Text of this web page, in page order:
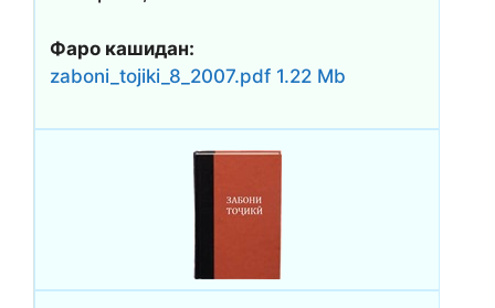
Фаро кашидан:
zaboni_tojiki_8_2007.pdf 1.22 Mb